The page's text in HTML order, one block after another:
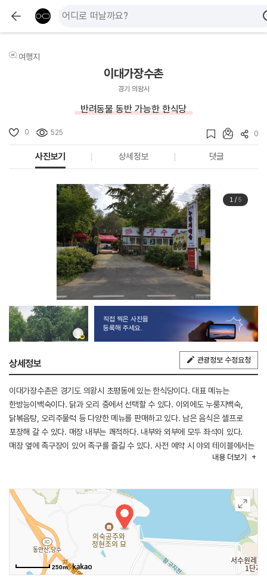
여행지
이대가장수촌
경기 의왕시
반려동물 동반 가능한 한식당
0 525 0
사진보기 상세정보 댓글
1/ 5
직접 찍은 사진을
등록해 주세요.
상세정보 관광정보 수정요청
이대가장수촌은 경기도 의왕시 초평동에 있는 한식당이다. 대표 메뉴는
한방능이백숙이다. 닭과 오리 중에서 선택할 수 있다. 이외에도 누룽지백숙,
닭볶음탕, 오리주물럭 등 다양한 메뉴를 판매하고 있다. 남은 음식은 셀프로
포장해 갈 수 있다. 매장 내부는 쾌적하다. 내부와 외부에 모두 좌석이 있다.
매장 옆에 족구장이 있어 족구를 즐길 수 있다. 사전 예약 시 야외 테이블에서는
반려동물을 동반할 수 있다. 근처에 왕송호수가 있어 둘러보기 좋다.내용 더보기
250m